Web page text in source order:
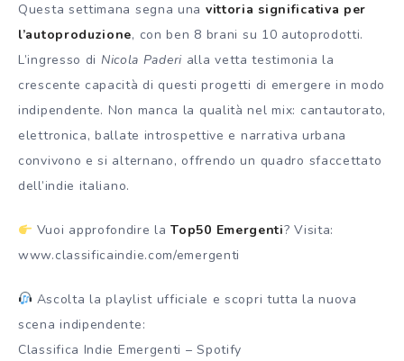
Questa settimana segna una vittoria significativa per
l’autoproduzione, con ben 8 brani su 10 autoprodotti.
L’ingresso di Nicola Paderi alla vetta testimonia la
crescente capacità di questi progetti di emergere in modo
indipendente. Non manca la qualità nel mix: cantautorato,
elettronica, ballate introspettive e narrativa urbana
convivono e si alternano, offrendo un quadro sfaccettato
dell’indie italiano.
Vuoi approfondire laTop50 Emergenti? Visita:
www.classificaindie.com/emergenti
Ascolta la playlist ufficiale e scopri tutta la nuova
scena indipendente:
Classifica Indie Emergenti – Spotify